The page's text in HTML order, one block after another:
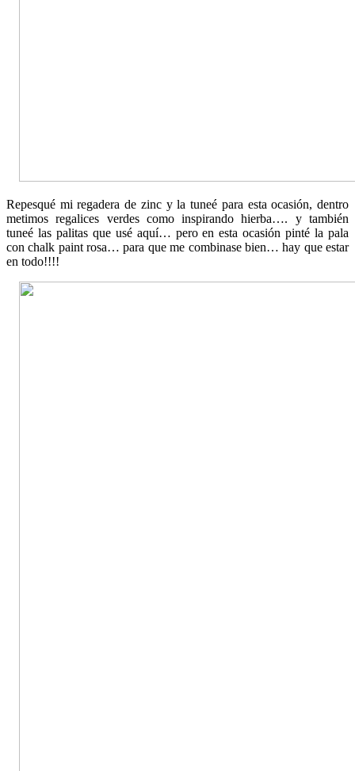
Repesqué mi regadera de zinc y la tuneé para esta ocasión, dentro
metimos regalices verdes como inspirando hierba…. y también
tuneé las palitas que usé aquí… pero en esta ocasión pinté la pala
con chalk paint rosa… para que me combinase bien… hay que estar
en todo!!!!